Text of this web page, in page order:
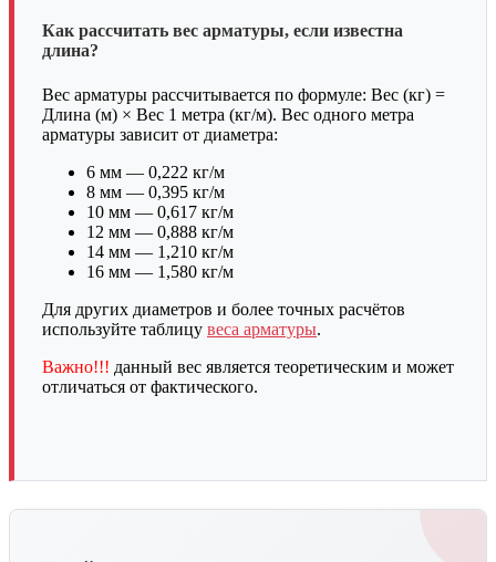
Как рассчитать вес арматуры, если известна
длина?
Вес арматуры рассчитывается по формуле: Вес (кг) =
Длина (м) × Вес 1 метра (кг/м). Вес одного метра
арматуры зависит от диаметра:
6 мм — 0,222 кг/м
8 мм — 0,395 кг/м
10 мм — 0,617 кг/м
12 мм — 0,888 кг/м
14 мм — 1,210 кг/м
16 мм — 1,580 кг/м
Для других диаметров и более точных расчётов
используйте таблицу веса арматуры.
Важно!!! данный вес является теоретическим и может
отличаться от фактического.